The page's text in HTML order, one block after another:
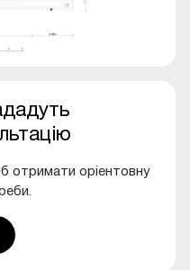
оріентовну